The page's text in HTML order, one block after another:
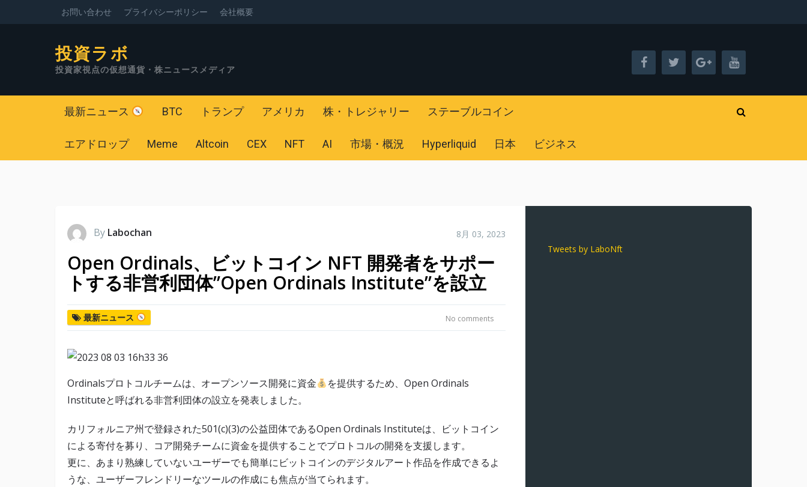
お問い合わせ プライバシーポリシー 会社概要
投資ラボ
投資家視点の仮想通貨・株ニュースメディア
最新ニュース BTC トランプ アメリカ 株・トレジャリー ステーブルコイン
エアドロップ Meme Altcoin CEX NFT AI 市場・概況 Hyperliquid 日本 ビジネス
By Labochan 8月 03, 2023
Open Ordinals、ビットコイン NFT 開発者をサポー
トする非営利団体”Open Ordinals Institute”を設立
最新ニュース No comments
Ordinalsプロトコルチームは、オープンソース開発に資金
を提供するため、Open Ordinals
Instituteと呼ばれる非営利団体の設立を発表しました。
カリフォルニア州で登録された501(c)(3)の公益団体であるOpen Ordinals Instituteは、ビットコイン
による寄付を募り、コア開発チームに資金を提供することでプロトコルの開発を支援します。
更に、あまり熟練していないユーザーでも簡単にビットコインのデジタルアート作品を作成できるよ
うな、ユーザーフレンドリーなツールの作成にも焦点が当てられます。
Tweets by LaboNft